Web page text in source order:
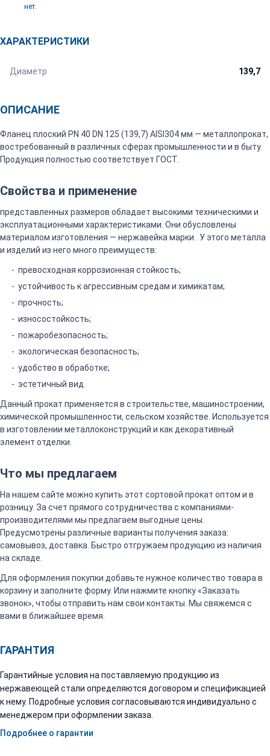
нет.
ХАРАКТЕРИСТИКИ
Диаметр 139,7
ОПИСАНИЕ
Фланец плоский PN 40 DN 125 (139,7) AISI304 мм — металлопрокат,
востребованный в различных сферах промышленности и в быту.
Продукция полностью соответствует ГОСТ.
Свойства и применение
представленных размеров обладает высокими техническими и
эксплуатационными характеристиками. Они обусловлены
материалом изготовления — нержавейка марки . У этого металла
и изделий из него много преимуществ:
превосходная коррозионная стойкость;
устойчивость к агрессивным средам и химикатам;
прочность;
износостойкость;
пожаробезопасность;
экологическая безопасность;
удобство в обработке;
эстетичный вид.
Данный прокат применяется в строительстве, машиностроении,
химической промышленности, сельском хозяйстве. Используется
в изготовлении металлоконструкций и как декоративный
элемент отделки.
Что мы предлагаем
На нашем сайте можно купить этот сортовой прокат оптом и в
розницу. За счет прямого сотрудничества с компаниями-
производителями мы предлагаем выгодные цены.
Предусмотрены различные варианты получения заказа:
самовывоз, доставка. Быстро отгружаем продукцию из наличия
на складе.
Для оформления покупки добавьте нужное количество товара в
корзину и заполните форму. Или нажмите кнопку «Заказать
звонок», чтобы отправить нам свои контакты. Мы свяжемся с
вами в ближайшее время.
ГАРАНТИЯ
Гарантийные условия на поставляемую продукцию из
нержавеющей стали определяются договором и спецификацией
к нему. Подробные условия согласовываются индивидуально с
менеджером при оформлении заказа.
Подробнее о гарантии